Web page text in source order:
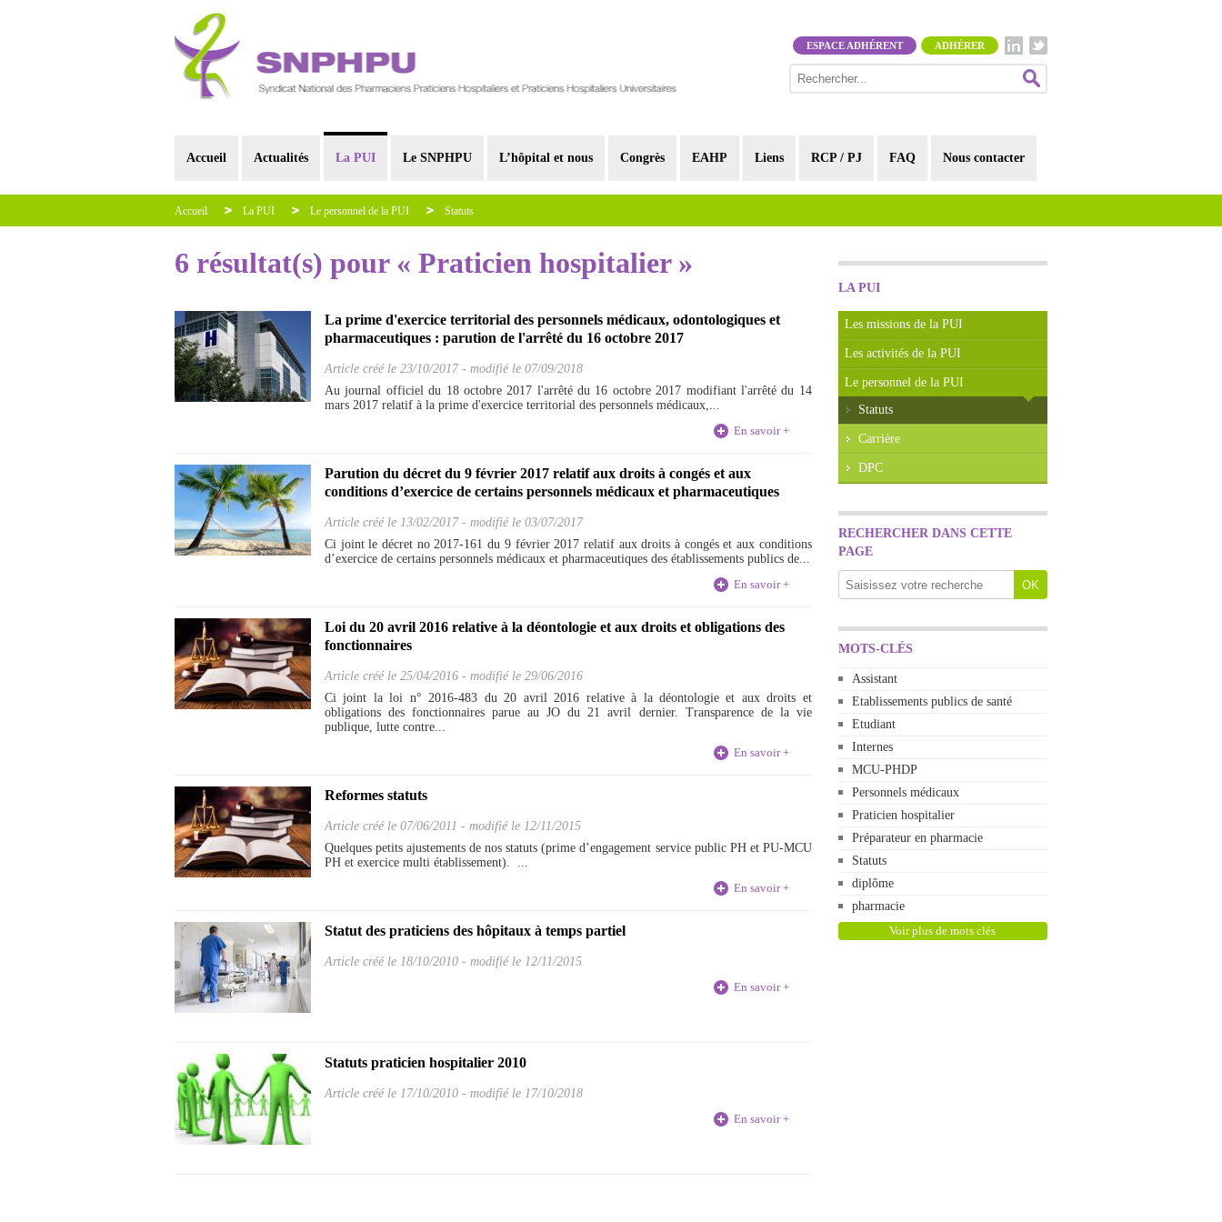
ADHÉRER
ESPACE ADHÉRENT
Accueil Actualités La PUI Le SNPHPU L’hôpital et nous Congrès EAHP Liens RCP / PJ FAQ Nous contacter
Accueil La PUI Le personnel de la PUI Statuts
LA PUI
Les missions de la PUI
Les activités de la PUI
Le personnel de la PUI
Statuts
Carrière
DPC
RECHERCHER DANS CETTE
PAGE
MOTS-CLÉS
Assistant
Etablissements publics de santé
Etudiant
Internes
MCU-PHDP
Personnels médicaux
Praticien hospitalier
Préparateur en pharmacie
Statuts
diplôme
pharmacie
Voir plus de mots clés
6 résultat(s) pour « Praticien hospitalier »
La prime d'exercice territorial des personnels médicaux, odontologiques et
pharmaceutiques : parution de l'arrêté du 16 octobre 2017
Article créé le 23/10/2017- modifié le 07/09/2018
Au journal officiel du 18 octobre 2017 l'arrêté du 16 octobre 2017 modifiant l'arrêté du 14
mars 2017 relatif à la prime d'exercice territorial des personnels médicaux,...
En savoir +
Parution du décret du 9 février 2017 relatif aux droits à congés et aux
conditions d’exercice de certains personnels médicaux et pharmaceutiques
Article créé le 13/02/2017- modifié le 03/07/2017
Ci joint le décret no 2017-161 du 9 février 2017 relatif aux droits à congés et aux conditions
d’exercice de certains personnels médicaux et pharmaceutiques des établissements publics de...
En savoir +
Loi du 20 avril 2016 relative à la déontologie et aux droits et obligations des
fonctionnaires
Article créé le 25/04/2016 - modifié le 29/06/2016
Ci joint la loi n° 2016-483 du 20 avril 2016 relative à la déontologie et aux droits et
obligations des fonctionnaires parue au JO du 21 avril dernier. Transparence de la vie
publique, lutte contre...
En savoir +
Reformes statuts
Article créé le 07/06/2011 - modifié le 12/11/2015
Quelques petits ajustements de nos statuts (prime d’engagement service public PH et PU-MCU
PH et exercice multi établissement). ...
En savoir +
Statut des praticiens des hôpitaux à temps partiel
Article créé le 18/10/2010 - modifié le 12/11/2015
En savoir +
Statuts praticien hospitalier 2010
Article créé le 17/10/2010 - modifié le 17/10/2018
En savoir +